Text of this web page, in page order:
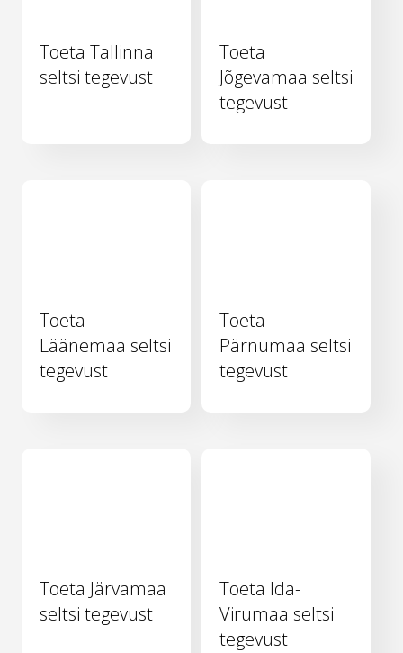
Toeta Tallinna
seltsi tegevust
Toeta
Jõgevamaa seltsi
tegevust
Toeta
Läänemaa seltsi
tegevust
Toeta
Pärnumaa seltsi
tegevust
Toeta Järvamaa
seltsi tegevust
Toeta Ida-
Virumaa seltsi
tegevust